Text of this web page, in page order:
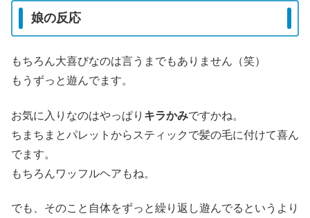
娘の反応
もちろん大喜びなのは言うまでもありません（笑）
もうずっと遊んでます。
お気に入りなのはやっぱり キラかみですかね。
ちまちまとパレットからスティックで髪の毛に付けて喜ん
でます。
もちろんワッフルヘアもね。
でも、そのこと自体をずっと繰り返し遊んでるというより